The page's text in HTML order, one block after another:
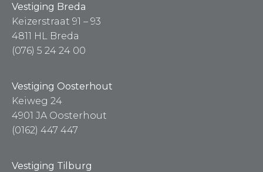
Vestiging Breda
Keizerstraat 91 – 93
4811 HL Breda
(076) 5 24 24 00
Vestiging Oosterhout
Keiweg 24
4901 JA Oosterhout
(0162) 447 447
Vestiging Tilburg